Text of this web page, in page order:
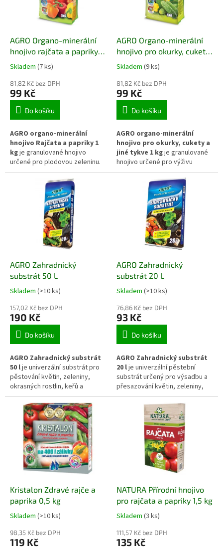
povětrnostními vlivy během
celé pěstitelské sezóny.
růst rostlin. Vhodný je zejména
pro rajčata a okurky pěstované
na záhonech, ve skleníku i ve
AGRO Organo-minerální
hnojivo rajčata a papriky 1
kg
Skladem (7 ks)
81,82 Kč bez DPH
99 Kč
Do košíku
AGRO organo-minerální
hnojivo Rajčata a papriky 1
kgje granulované hnojivo
určené pro plodovou zeleninu.
Spojuje organickou složku s
minerálními živinami, které
podporují zdravý růst rostlin,
tvorbu květů a vývoj plodů.
Postupné uvolňování živin
zároveň přispívá ke zlepšení
struktury půdy a stabilní výživě
během celé vegetace.
AGRO Organo-minerální
hnojivo pro okurky, cukety
a jiné tykve 1 kg
Skladem (9 ks)
81,82 Kč bez DPH
99 Kč
Do košíku
AGRO organo-minerální
hnojivo pro okurky, cukety a
jiné tykve 1 kgje granulované
hnojivo určené pro výživu
plodové zeleniny z čeledi
tykvovitých. Kombinuje
organickou složku s minerálními
živinami, které podporují zdravý
růst rostlin, tvorbu květů a vývoj
plodů. Postupné uvolňování
živin zároveň přispívá ke
zlepšení struktury půdy a
stabilní výživě během vegetace.
AGRO Zahradnický
substrát 50 L
Skladem (>10 ks)
157,02 Kč bez DPH
190 Kč
Do košíku
AGRO Zahradnický substrát
50 lje univerzální substrát pro
pěstování květin, zeleniny,
okrasných rostlin, keřů a
mladých stromků. Podporuje
zakořenění a zdravý růst a je
připraven k použití na záhonech,
ve sklenících i v pěstebních
nádobách.
AGRO Zahradnický
substrát 20 L
Skladem (>10 ks)
76,86 Kč bez DPH
93 Kč
Do košíku
AGRO Zahradnický substrát
20 lje univerzální pěstební
substrát určený pro výsadbu a
přesazování květin, zeleniny,
bylinek, okrasných rostlin, keřů
a mladých dřevin. Vyvážené
složení podporuje zakořenění,
zdravý růst a vytváří vhodný
poměr mezi zadržováním vláhy
a provzdušněním kořenového
prostoru. Substrát je vhodný
pro použití na záhonech, ve
sklenících, truhlících,
nádobách.
Kristalon Zdravé rajče a
paprika 0,5 kg
Skladem (>10 ks)
98,35 Kč bez DPH
119 Kč
NATURA Přírodní hnojivo
pro rajčata a papriky 1,5 kg
Skladem (3 ks)
111,57 Kč bez DPH
135 Kč